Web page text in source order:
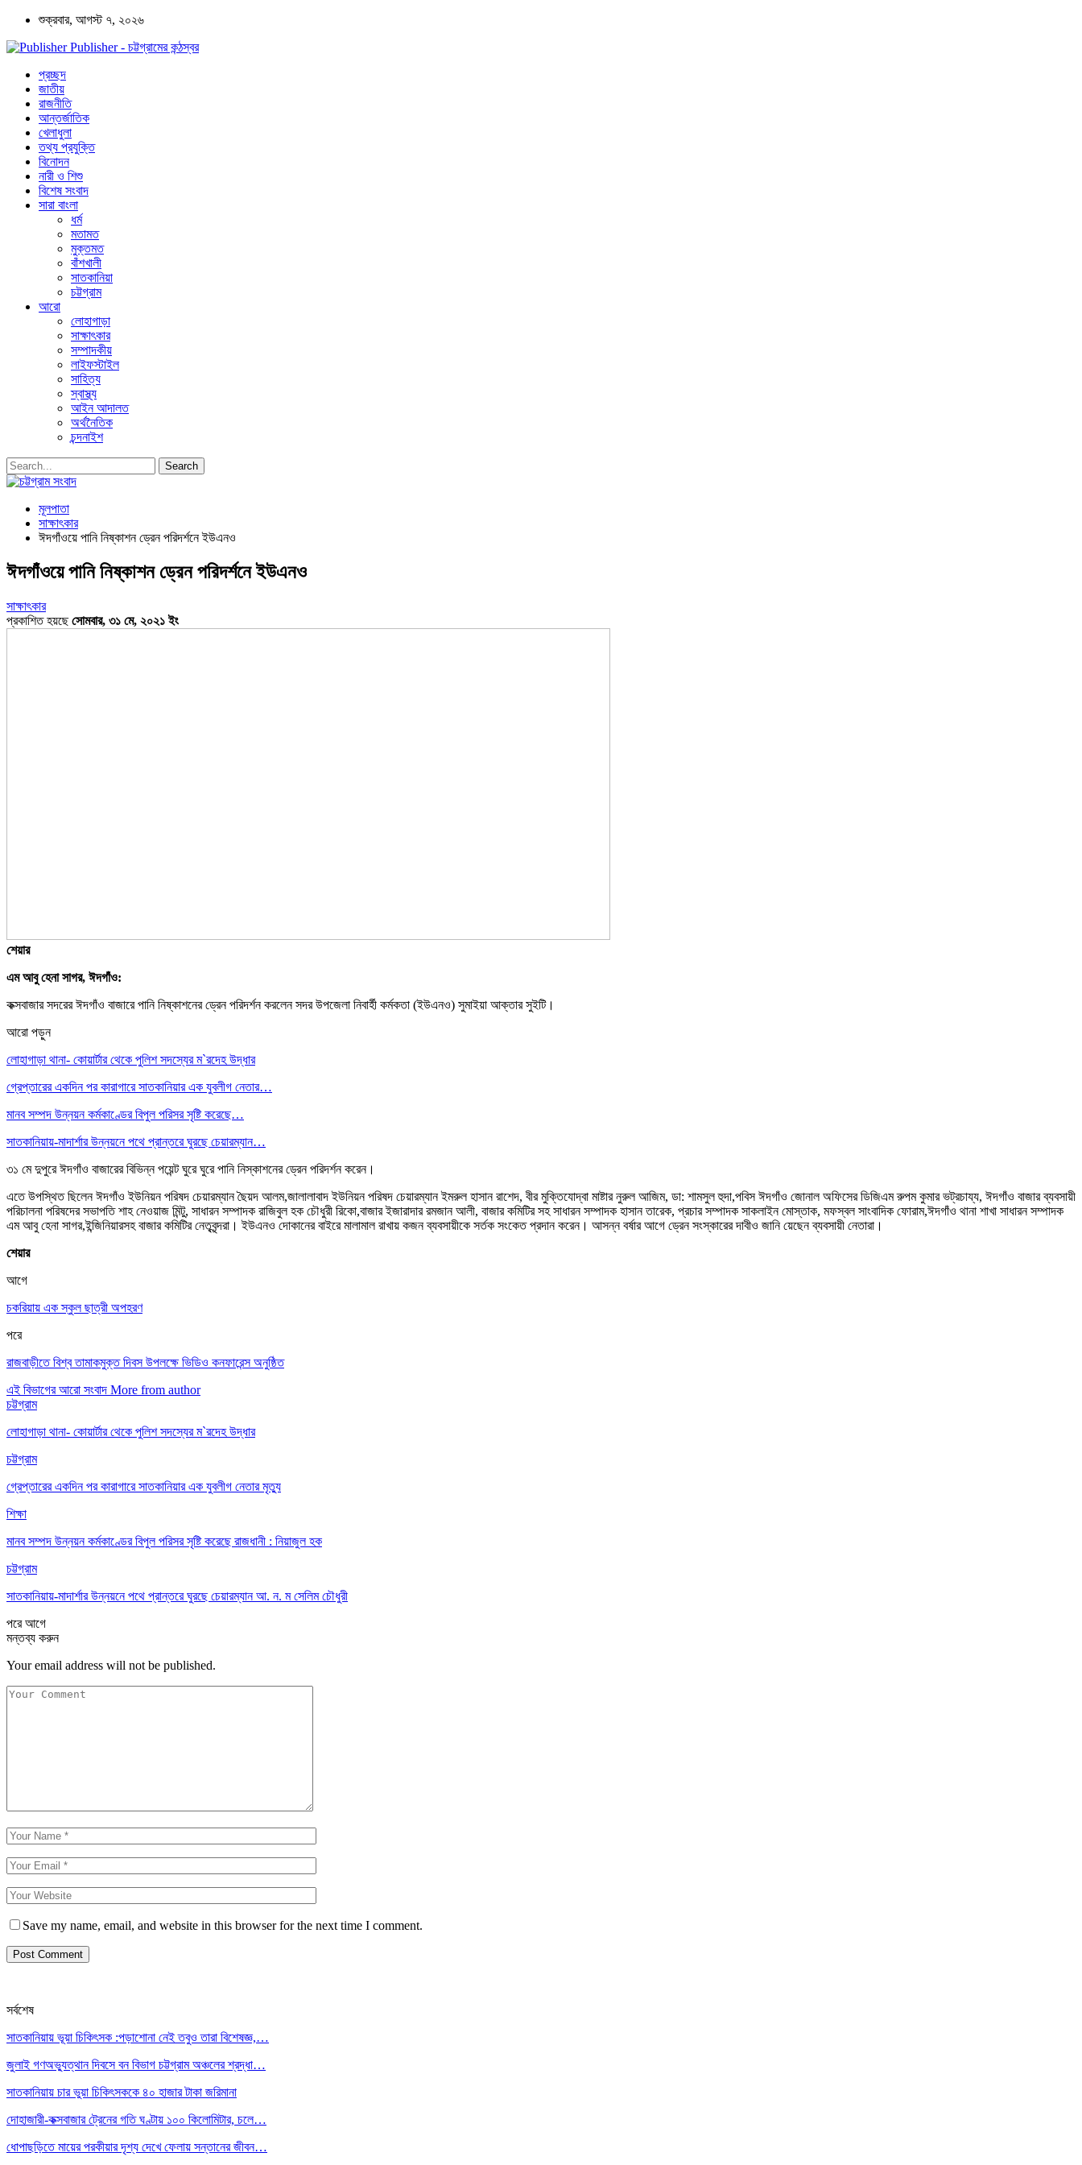
শুক্রবার, আগস্ট ৭, ২০২৬
Publisher - চট্টগ্রামের কন্ঠস্বর
প্রচ্ছদ
জাতীয়
রাজনীতি
আন্তর্জাতিক
খেলাধুলা
তথ্য প্রযুক্তি
বিনোদন
নারী ও শিশু
বিশেষ সংবাদ
সারা বাংলা
ধর্ম
মতামত
মুক্তমত
বাঁশখালী
সাতকানিয়া
চট্টগ্রাম
আরো
লোহাগাড়া
সাক্ষাৎকার
সম্পাদকীয়
লাইফস্টাইল
সাহিত্য
স্বাস্থ্য
আইন আদালত
অর্থনৈতিক
চন্দনাইশ
মূলপাতা
সাক্ষাৎকার
ঈদগাঁওয়ে পানি নিষ্কাশন ড্রেন পরিদর্শনে ইউএনও
ঈদগাঁওয়ে পানি নিষ্কাশন ড্রেন পরিদর্শনে ইউএনও
সাক্ষাৎকার
প্রকাশিত হয়ছেসোমবার, ৩১ মে, ২০২১ ইং
শেয়ার
এম আবু হেনা সাগর, ঈদগাঁও:
কক্সবাজার সদরের ঈদগাঁও বাজারে পানি নিষ্কাশনের ড্রেন পরিদর্শন করলেন সদর উপজেলা নিবার্হী কর্মকতা (ইউএনও) সুমাইয়া আক্তার সুইটি।
আরো পড়ুন
লোহাগাড়া থানা- কোয়ার্টার থেকে পুলিশ সদস্যের ম‍‍`রদেহ উদ্ধার
গ্রেপ্তারের একদিন পর কারাগারে সাতকানিয়ার এক যুবলীগ নেতার…
মানব সম্পদ উন্নয়ন কর্মকাণ্ডের বিপুল পরিসর সৃষ্টি করেছে…
সাতকানিয়ায়-মাদার্শার উন্নয়নে পথে প্রান্তরে ঘুরছে চেয়ারম্যান…
৩১ মে দুপুরে ঈদগাঁও বাজারের বিভিন্ন পয়েন্ট ঘুরে ঘুরে পানি নিস্কাশনের ড্রেন পরিদর্শন করেন।
এতে উপস্থিত ছিলেন ঈদগাঁও ইউনিয়ন পরিষদ চেয়ারম্যান ছৈয়দ আলম,জালালাবাদ ইউনিয়ন পরিষদ চেয়ারম্যান ইমরুল হাসান রাশেদ, বীর মুক্তিযোদ্বা মাষ্টার নুরুল আজিম, ডা: শামসুল হুদা,পবিস ঈদগাঁও জোনাল অফিসের ডিজিএম রুপম কুমার ভট্রচায্য, ঈদগাঁও বাজার ব্যবসায়ী
পরিচালনা পরিষদের সভাপতি শাহ নেওয়াজ মিন্টু, সাধারন সম্পাদক রাজিবুল হক চৌধুরী রিকো,বাজার ইজারাদার রমজান আলী, বাজার কমিটির সহ সাধারন সম্পাদক হাসান তারেক, প্রচার সম্পাদক সাকলাইন মোস্তাক, মফস্বল সাংবাদিক ফোরাম,ঈদগাঁও থানা শাখা সাধারন সম্পাদক
এম আবু হেনা সাগর,ইন্জিনিয়ারসহ বাজার কমিটির নেতৃবৃন্দরা। ইউএনও দোকানের বাইরে মালামাল রাখায় কজন ব্যবসায়ীকে সর্তক সংকেত প্রদান করেন। আসন্ন বর্ষার আগে ড্রেন সংস্কারের দাবীও জানি য়েছেন ব্যবসায়ী নেতারা।
শেয়ার
আগে
চকরিয়ায় এক স্কুল ছাত্রী অপহরণ
পরে
রাজবাড়ীতে বিশ্ব তামাকমুক্ত দিবস উপলক্ষে ভিডিও কনফারেন্স অনুষ্ঠিত
এই বিভাগের আরো সংবাদ More from author
চট্টগ্রাম
লোহাগাড়া থানা- কোয়ার্টার থেকে পুলিশ সদস্যের ম‍‍`রদেহ উদ্ধার
চট্টগ্রাম
গ্রেপ্তারের একদিন পর কারাগারে সাতকানিয়ার এক যুবলীগ নেতার মৃত্যু
শিক্ষা
মানব সম্পদ উন্নয়ন কর্মকাণ্ডের বিপুল পরিসর সৃষ্টি করেছে রাজধানী : নিয়াজুল হক
চট্টগ্রাম
সাতকানিয়ায়-মাদার্শার উন্নয়নে পথে প্রান্তরে ঘুরছে চেয়ারম্যান আ. ন. ম সেলিম চৌধুরী
পরেআগে
মন্তব্য করুন
Your email address will not be published.
Save my name, email, and website in this browser for the next time I comment.
সর্বশেষ
সাতকানিয়ায় ভূয়া চিকিৎসক :পড়াশোনা নেই তবুও তারা বিশেষজ্ঞ,…
জুলাই গণঅভ্যুত্থান দিবসে বন বিভাগ চট্টগ্রাম অঞ্চলের শ্রদ্ধা…
সাতকানিয়ায় চার ভুয়া চিকিৎসককে ৪০ হাজার টাকা জরিমানা
দোহাজারী-কক্সবাজার ট্রেনের গতি ঘণ্টায় ১০০ কিলোমিটার, চলে…
ধোপাছড়িতে মায়ের পরকীয়ার দৃশ্য দেখে ফেলায় সন্তানের জীবন…